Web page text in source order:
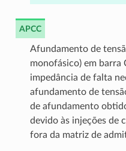
APCC
Afundamento de
monofásico) em barra
impedância de falta
afundamento de
de afundamento
devido às injeções de
fora da matriz de